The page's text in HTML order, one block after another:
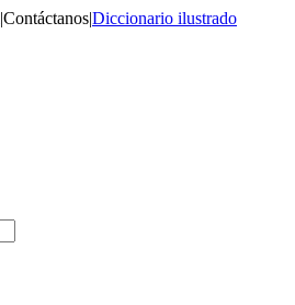
|Contáctanos|Diccionario ilustrado